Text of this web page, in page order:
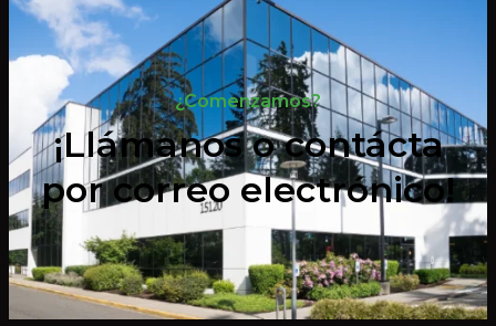
¿Comenzamos?
¡Llámanos o contácta
por correo electrónico!